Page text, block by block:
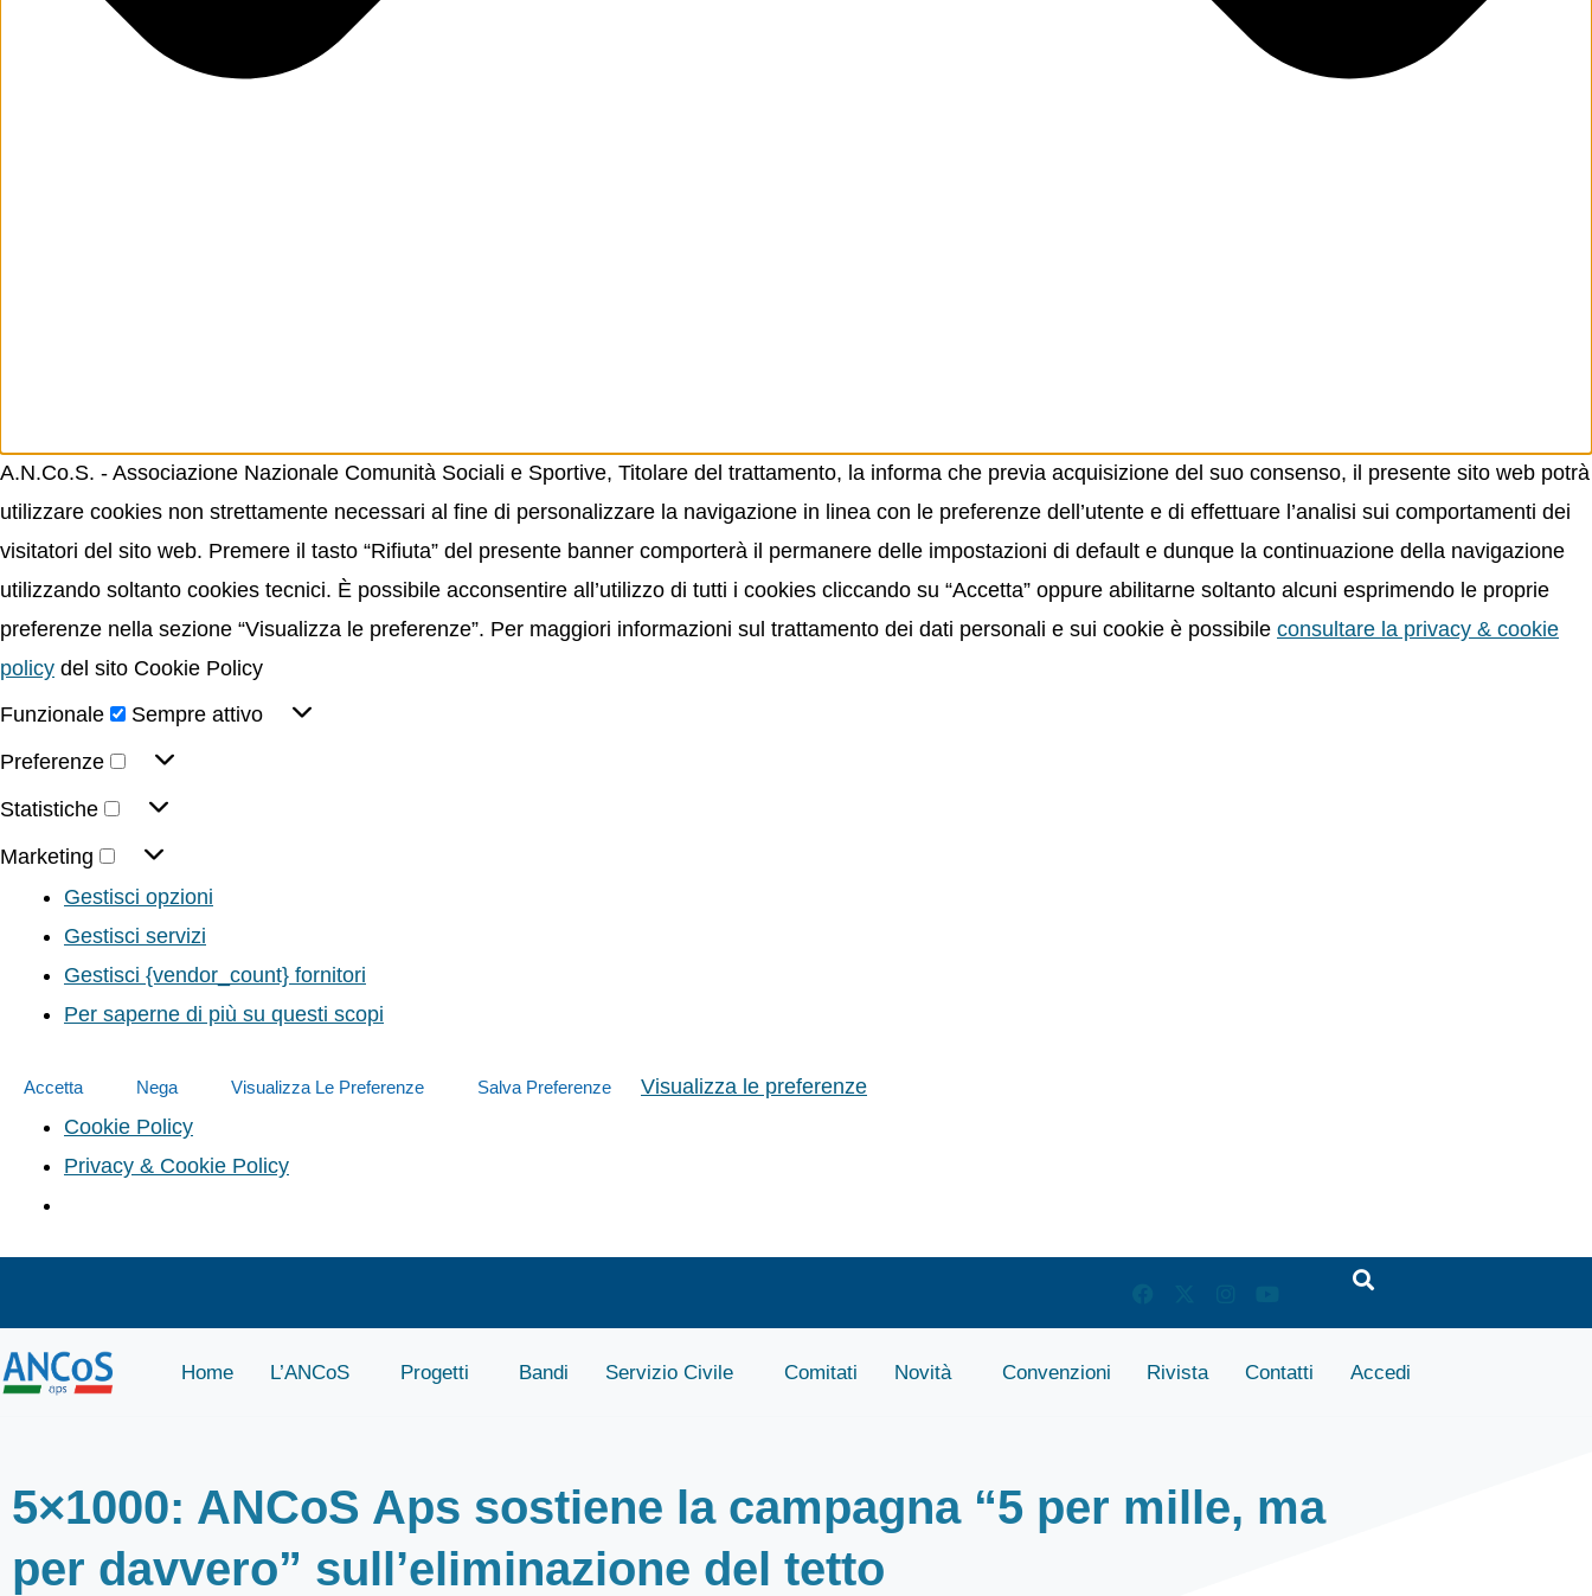
A.N.Co.S. - Associazione Nazionale Comunità Sociali e Sportive, Titolare del trattamento, la informa che previa acquisizione del suo consenso, il presente sito web potrà
utilizzare cookies non strettamente necessari al fine di personalizzare la navigazione in linea con le preferenze dell’utente e di effettuare l’analisi sui comportamenti dei
visitatori del sito web. Premere il tasto “Rifiuta” del presente banner comporterà il permanere delle impostazioni di default e dunque la continuazione della navigazione
utilizzando soltanto cookies tecnici. È possibile acconsentire all’utilizzo di tutti i cookies cliccando su “Accetta” oppure abilitarne soltanto alcuni esprimendo le proprie
preferenze nella sezione “Visualizza le preferenze”. Per maggiori informazioni sul trattamento dei dati personali e sui cookie è possibile consultare la privacy & cookie
policy del sito Cookie Policy
Funzionale
Sempre attivo
Preferenze
Statistiche
Marketing
Gestisci opzioni
Gestisci servizi
Gestisci {vendor_count} fornitori
Per saperne di più su questi scopi
Accetta Nega Visualizza Le Preferenze Salva Preferenze
Visualizza le preferenze
Cookie Policy
Privacy & Cookie Policy
Home L’ANCoS Progetti Bandi Servizio Civile Comitati Novità Convenzioni Rivista Contatti Accedi
5×1000: ANCoS Aps sostiene la campagna “5 per mille, ma
per davvero” sull’eliminazione del tetto